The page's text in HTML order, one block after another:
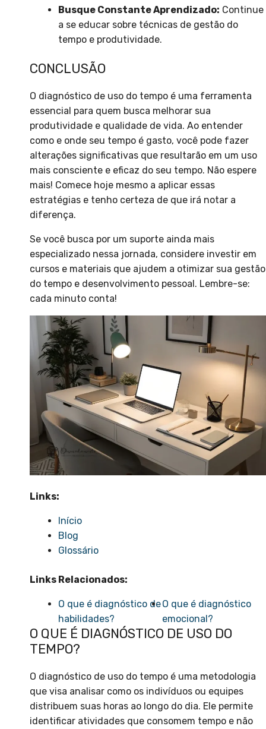
Busque Constante Aprendizado: Continue
a se educar sobre técnicas de gestão do
tempo e produtividade.
CONCLUSÃO
O diagnóstico de uso do tempo é uma ferramenta
essencial para quem busca melhorar sua
produtividade e qualidade de vida. Ao entender
como e onde seu tempo é gasto, você pode fazer
alterações significativas que resultarão em um uso
mais consciente e eficaz do seu tempo. Não espere
mais! Comece hoje mesmo a aplicar essas
estratégias e tenho certeza de que irá notar a
diferença.
Se você busca por um suporte ainda mais
especializado nessa jornada, considere investir em
cursos e materiais que ajudem a otimizar sua gestão
do tempo e desenvolvimento pessoal. Lembre-se:
cada minuto conta!
Links:
Início
Blog
Glossário
Links Relacionados:
O que é diagnóstico de
habilidades?
O que é diagnóstico
emocional?
O QUE É DIAGNÓSTICO DE USO DO
TEMPO?
O diagnóstico de uso do tempo é uma metodologia
que visa analisar como os indivíduos ou equipes
distribuem suas horas ao longo do dia. Ele permite
identificar atividades que consomem tempo e não